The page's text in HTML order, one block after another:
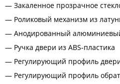
Закаленное прозрачное
Роликовый механизм из
Анодированный
Ручка двери из ABS-пластика
Регулирующий профиль
Регулирующий профиль